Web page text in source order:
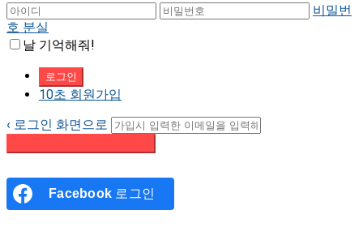
비밀번
호 분실
날 기억해줘!
10초 회원가입
‹ 로그인 화면으로
Facebook 로그인